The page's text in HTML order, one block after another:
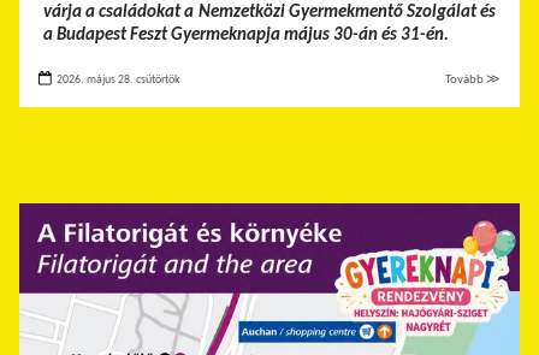
várja a családokat a Nemzetközi Gyermekmentő Szolgálat és
a Budapest Feszt Gyermeknapja május 30-án és 31-én.
2026. május 28. csütörtök Tovább ≫